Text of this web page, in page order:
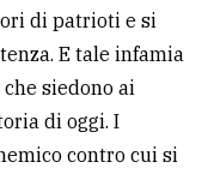
di patrioti e si
E tale infamia
siedono ai
di oggi. I
contro cui si